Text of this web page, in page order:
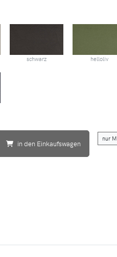
schwarz helloliv
in den Einkaufswagen
nur